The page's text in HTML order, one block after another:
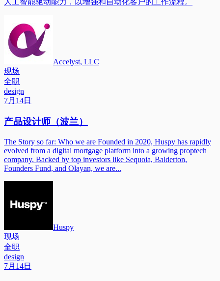
人工智能驱动能力，以增强和自动化客户的工作流程。
Accelyst, LLC
现场
全职
design
7月14日
产品设计师（波兰）
The Story so far: Who we are Founded in 2020, Huspy has rapidly
evolved from a digital mortgage platform into a growing proptech
company. Backed by top investors like Sequoia, Balderton,
Founders Fund, and Olayan, we are...
Huspy
现场
全职
design
7月14日